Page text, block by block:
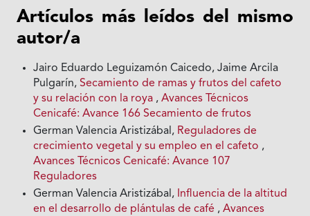
Artículos más leídos del mismo
autor/a
Jairo Eduardo Leguizamón Caicedo, Jaime Arcila
Pulgarín,Secamiento de ramas y frutos del cafeto
y su relación con la roya ,Avances Técnicos
Cenicafé: Avance 166 Secamiento de frutos
German Valencia Aristizábal, Reguladores de
crecimiento vegetal y su empleo en el cafeto ,
Avances Técnicos Cenicafé: Avance 107
Reguladores
German Valencia Aristizábal, Influencia de la altitud
en el desarrollo de plántulas de café ,Avances